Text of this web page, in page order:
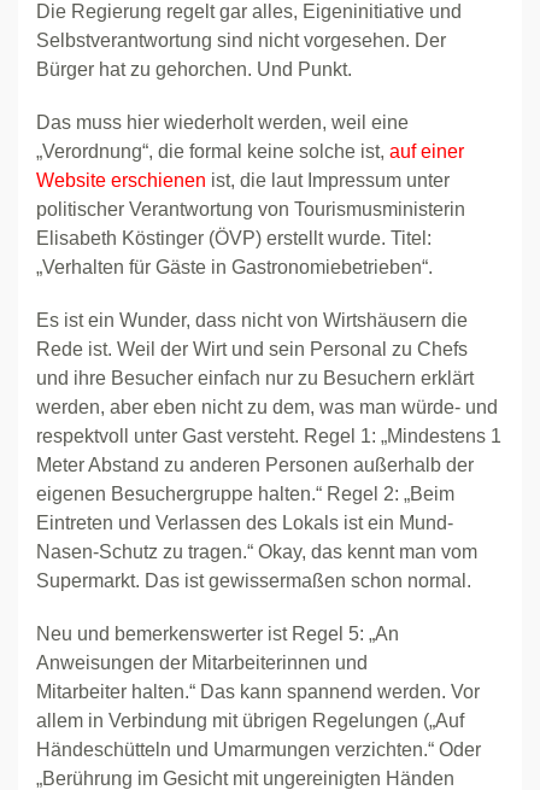
Die Regierung regelt gar alles, Eigeninitiative und
Selbstverantwortung sind nicht vorgesehen. Der
Bürger hat zu gehorchen. Und Punkt.
Das muss hier wiederholt werden, weil eine
„Verordnung“, die formal keine solche ist, auf einer
Website erschienen ist, die laut Impressum unter
politischer Verantwortung von Tourismusministerin
Elisabeth Köstinger (ÖVP) erstellt wurde. Titel:
„Verhalten für Gäste in Gastronomiebetrieben“.
Es ist ein Wunder, dass nicht von Wirtshäusern die
Rede ist. Weil der Wirt und sein Personal zu Chefs
und ihre Besucher einfach nur zu Besuchern erklärt
werden, aber eben nicht zu dem, was man würde- und
respektvoll unter Gast versteht. Regel 1: „Mindestens 1
Meter Abstand zu anderen Personen außerhalb der
eigenen Besuchergruppe halten.“ Regel 2: „Beim
Eintreten und Verlassen des Lokals ist ein Mund-
Nasen-Schutz zu tragen.“ Okay, das kennt man vom
Supermarkt. Das ist gewissermaßen schon normal.
Neu und bemerkenswerter ist Regel 5: „An
Anweisungen der Mitarbeiterinnen und
Mitarbeiter halten.“ Das kann spannend werden. Vor
allem in Verbindung mit übrigen Regelungen („Auf
Händeschütteln und Umarmungen verzichten.“ Oder
„Berührung im Gesicht mit ungereinigten Händen